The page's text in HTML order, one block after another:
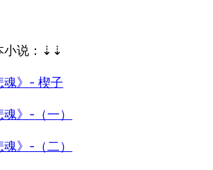
小说：⇣⇣
魂》- 楔子
魂》-（一）
魂》-（二）